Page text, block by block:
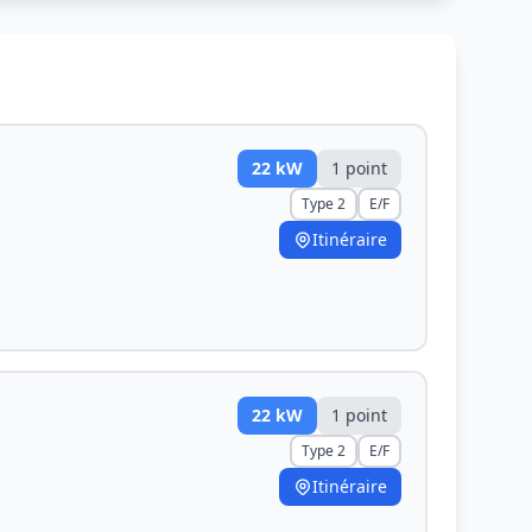
22 kW 1 point
Type 2 E/F
Itinéraire
22 kW 1 point
Type 2 E/F
Itinéraire